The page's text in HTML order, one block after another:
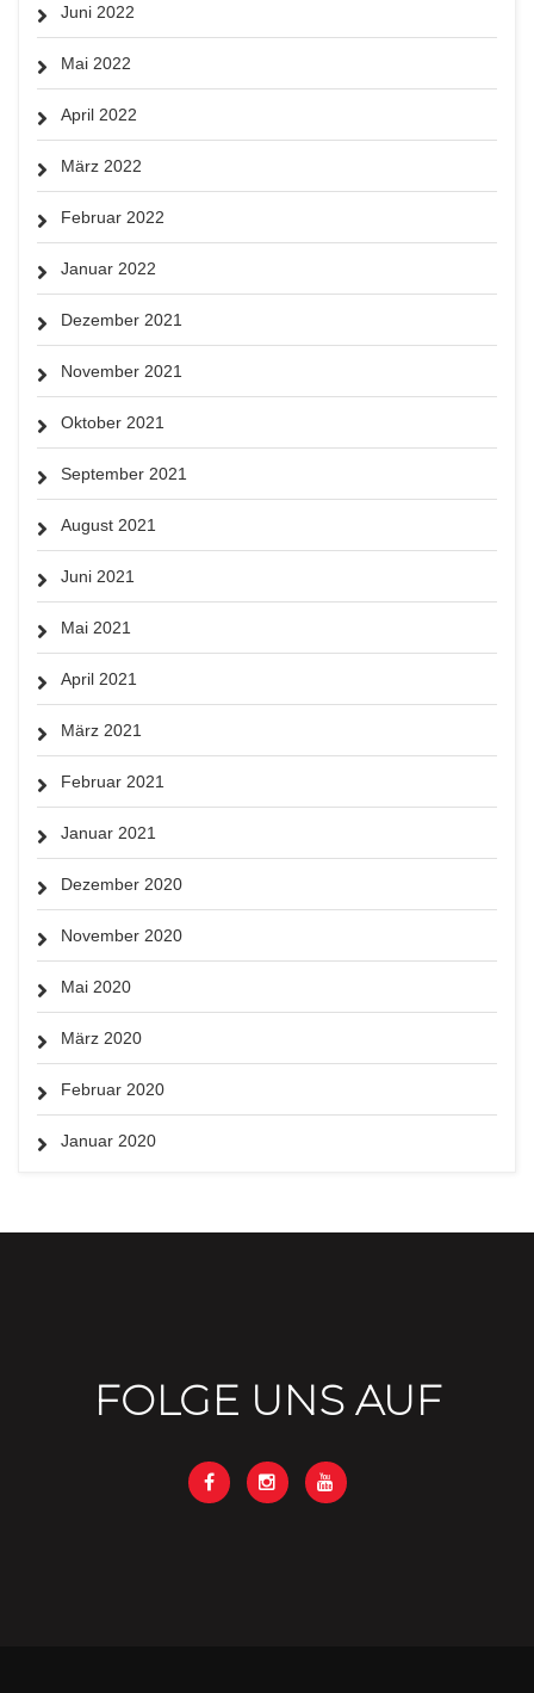
Juni 2022
Mai 2022
April 2022
März 2022
Februar 2022
Januar 2022
Dezember 2021
November 2021
Oktober 2021
September 2021
August 2021
Juni 2021
Mai 2021
April 2021
März 2021
Februar 2021
Januar 2021
Dezember 2020
November 2020
Mai 2020
März 2020
Februar 2020
Januar 2020
FOLGE UNS AUF